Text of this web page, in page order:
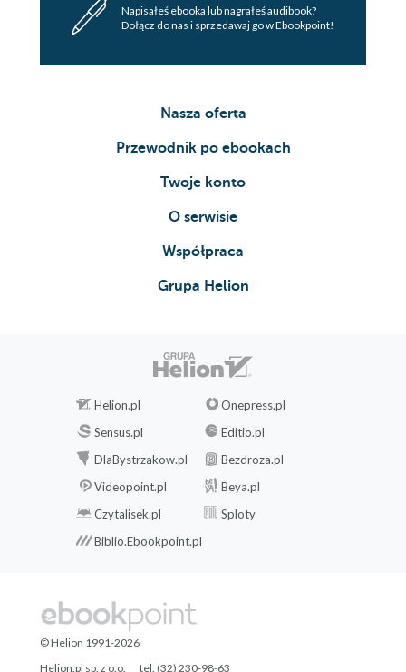
Napisałeś ebooka lub nagrałeś audibook?
Dołącz do nas i sprzedawaj go w Ebookpoint!
Nasza oferta
Przewodnik po ebookach
Twoje konto
O serwisie
Współpraca
Grupa Helion
Helion.pl
Onepress.pl
Sensus.pl
Editio.pl
DlaBystrzakow.pl
Bezdroza.pl
Videopoint.pl
Beya.pl
Czytalisek.pl
Sploty
Biblio.Ebookpoint.pl
© Helion 1991-2026
Helion.pl sp. z o.o.
tel. (32) 230-98-63